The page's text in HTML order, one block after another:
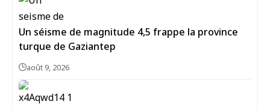
Un séisme de magnitude 4,5 frappe la province
turque de Gaziantep
août 9, 2026